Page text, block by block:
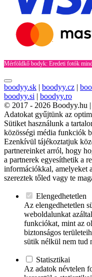
Mérföldkő bodyk: Eredeti fotók
boodyy.sk | boodyy.cz |
boodyy.si | boodyy.ro
© 2017 - 2026 Boodyy.hu
Adatokat gyűjtünk az
Sütiket használunk a
közösségi média funkciók
Ezenkívül tájékoztatjuk
partnereinket arról, hogy
a partnerek egyesíthetik a
információkkal, amelyeket
szereztek tőled vagy te
Elengedhetetlen
Az elengedhetetlen
weboldalunkat
funkciókat, mint az
biztonságos
sütik nélkül nem tud
Statisztikai
Az adatok névtelen